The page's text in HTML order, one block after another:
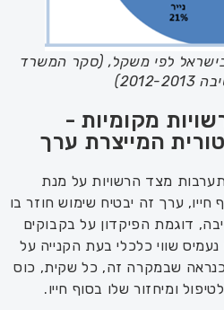
לפי משקל, (סקר המשרד
2013)
מקומיות -
המייצרת ערך
מצד הרשויות על מנת
חייו, ערך זה יבטיח שימוש חוזר בו
דוגמת הפיקדון על בקבוקים
שווי כלכלי בעת הקנייה על
כנראה שבמקרה זה, כל שקית, כוס
ומיחזור שלו בסוף חייו.